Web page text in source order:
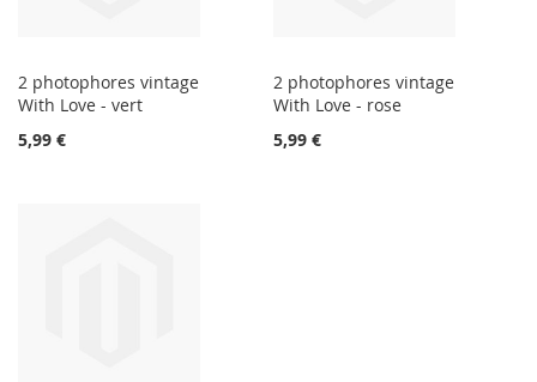
2 photophores vintage
With Love - vert
5,99 €
2 photophores vintage
With Love - rose
5,99 €